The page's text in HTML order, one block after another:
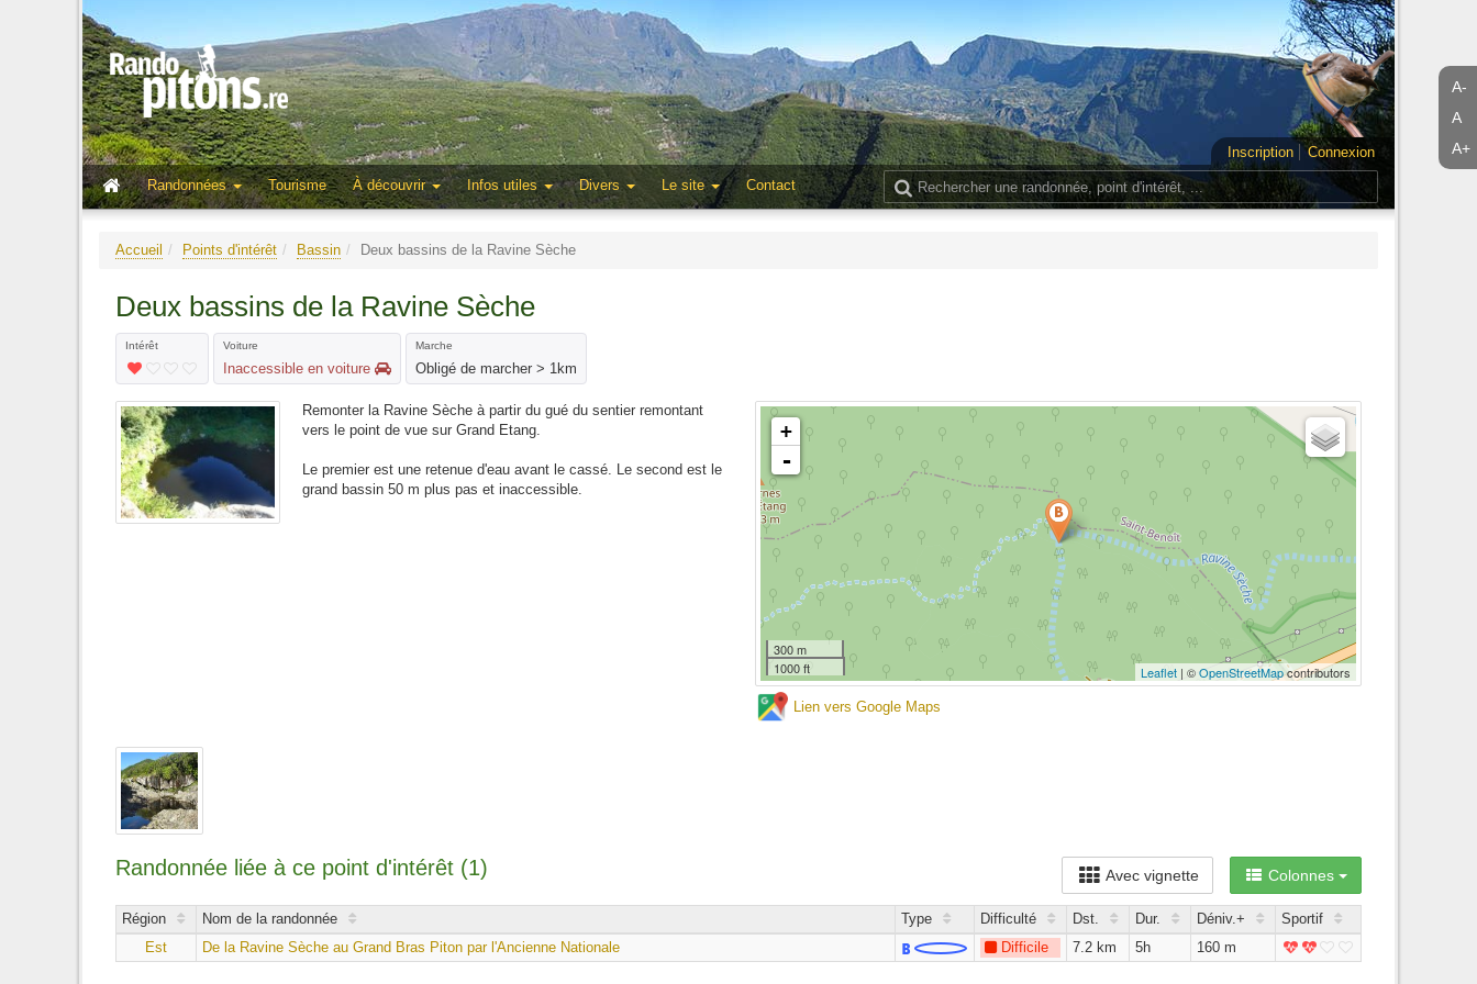
A-
A
A+
Inscription
Connexion
Randonnées
Tourisme À découvrir Infos utiles Divers Le site Contact
Accueil Points d'intérêt Bassin Deux bassins de la Ravine Sèche
Deux bassins de la Ravine Sèche
Intérêt Voiture
Inaccessible en voiture
Marche
Obligé de marcher > 1km
Remonter la Ravine Sèche à partir du gué du sentier remontant
vers le point de vue sur Grand Etang.
Le premier est une retenue d'eau avant le cassé. Le second est le
grand bassin 50 m plus pas et inaccessible.
+
-
300 m
1000 ft
Leaflet | ©OpenStreetMapcontributors
Lien vers Google Maps
Randonnée liée à ce point d'intérêt (1) Colonnes
Avec vignette
Région Nom de la randonnée Type Difficulté Dst. Dur. Déniv.+
Sportif
Est
De la Ravine Sèche au Grand Bras Piton par l'Ancienne Nationale Difficile 7.2 km 5h 160 m